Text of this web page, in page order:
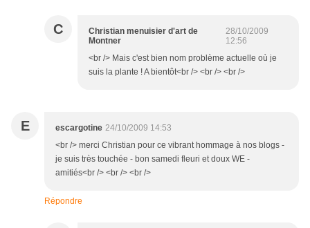
C
Christian menuisier d'art de
Montner
28/10/2009
12:56
<br /> Mais c'est bien nom problème actuelle où je
suis la plante ! A bientôt<br /> <br /> <br />
E escargotine 24/10/2009 14:53
<br /> merci Christian pour ce vibrant hommage à nos blogs -
je suis très touchée - bon samedi fleuri et doux WE -
amitiés<br /> <br /> <br />
Répondre